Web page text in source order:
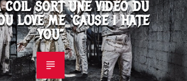
COIL SORT UNE VIDÉO DU
LOVE ME ‘CAUSE I HATE
YOU”